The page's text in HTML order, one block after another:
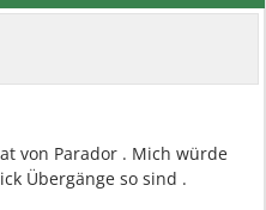
von Parador . Mich würde
Übergänge so sind .